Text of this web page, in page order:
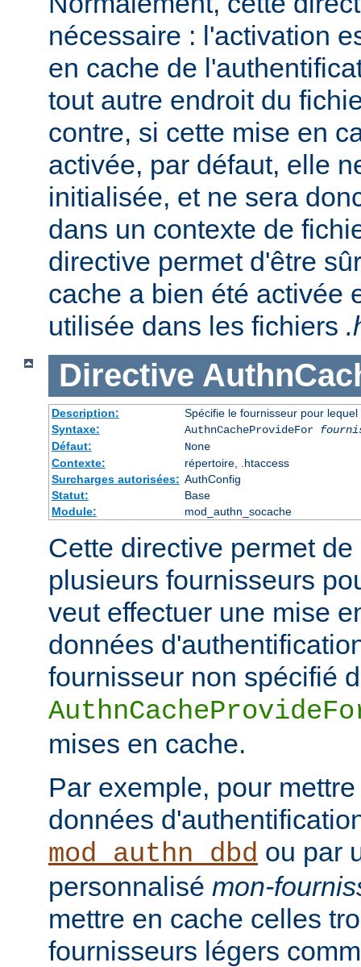
nécessaire : l'activation
en cache de
tout autre endroit du
contre, si cette mise en
activée, par défaut, elle
initialisée, et ne sera
dans un contexte de
directive permet d'être
cache a bien été activée
utilisée dans les fichiers
Directive
Description:
Spécifie le fournisseur pour
Syntaxe:
AuthnCacheProvideFor
Défaut:
None
Contexte:
répertoire, .htaccess
Surcharges autorisées: AuthConfig
Statut:
Base
Module:
mod_authn_socache
Cette directive permet
plusieurs fournisseurs
veut effectuer une mise
données
fournisseur non spécifié
mises en cache.
Par exemple, pour
données
mod_authn_dbd ou par
personnalisé mon-
mettre en cache celles
fournisseurs légers